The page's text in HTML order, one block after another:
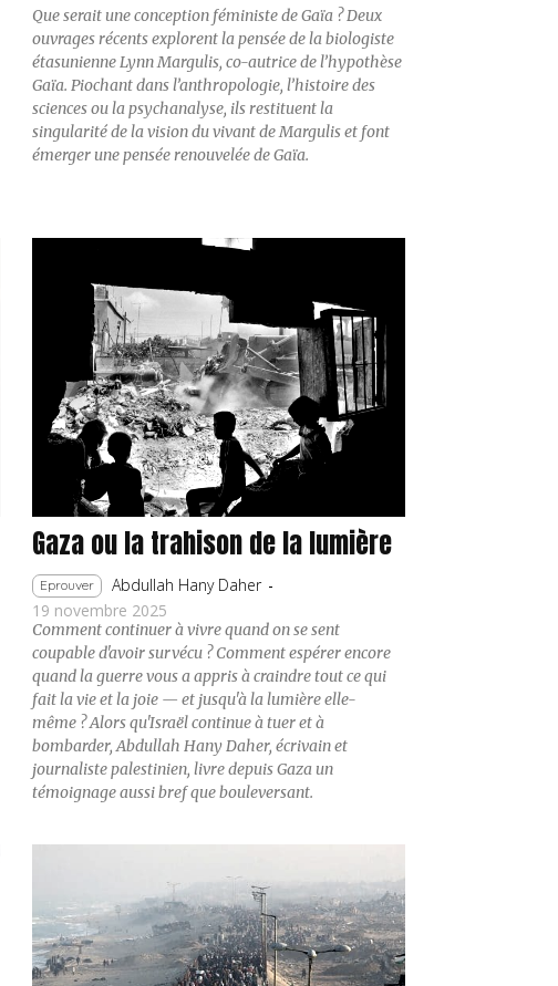
Que serait une conception féministe de Gaïa ? Deux
ouvrages récents explorent la pensée de la biologiste
étasunienne Lynn Margulis, co-autrice de l’hypothèse
Gaïa. Piochant dans l’anthropologie, l’histoire des
sciences ou la psychanalyse, ils restituent la
singularité de la vision du vivant de Margulis et font
émerger une pensée renouvelée de Gaïa.
Gaza ou la trahison de la lumière
Eprouver Abdullah Hany Daher -
19 novembre 2025
Comment continuer à vivre quand on se sent
coupable d'avoir survécu ? Comment espérer encore
quand la guerre vous a appris à craindre tout ce qui
fait la vie et la joie — et jusqu'à la lumière elle-
même ? Alors qu'Israël continue à tuer et à
bombarder, Abdullah Hany Daher, écrivain et
journaliste palestinien, livre depuis Gaza un
témoignage aussi bref que bouleversant.